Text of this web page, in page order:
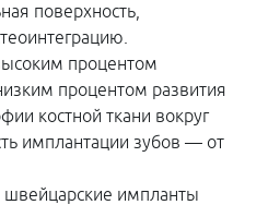
поверхность,
процентом
процентом развития
костной ткани вокруг
имплантации зубов — от
швейцарские импланты